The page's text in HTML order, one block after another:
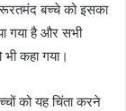
बच्चे को इसका
गया है और सभी
कहा गया।
को यह चिंता करने